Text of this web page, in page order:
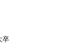
卒